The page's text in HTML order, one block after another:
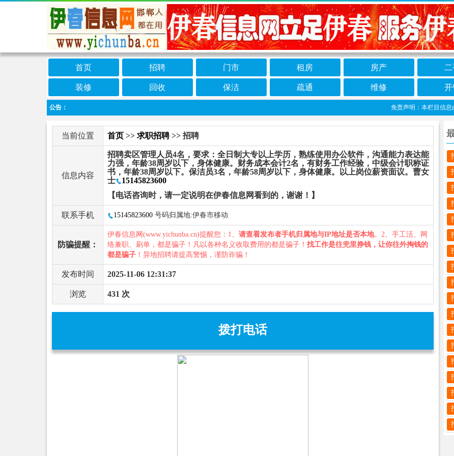
首页 招聘 门市 租房 房产
装修 回收 保洁 疏通 维修 开
公告： 免责声明：本栏目信息由
当前位置 首页 >> 求职招聘>> 招聘
信息内容
招聘卖区管理人员4名，要求：全日制大专以上学历，熟练使用办公软件，沟通能力表达能
力强，年龄38周岁以下，身体健康。财务成本会计2名，有财务工作经验，中级会计职称证
书，年龄38周岁以下。保洁员3名，年龄58周岁以下，身体健康。以上岗位薪资面议。曹女
士
15145823600
【电话咨询时，请一定说明在伊春信息网看到的，谢谢！】
联系手机 15145823600 号码归属地:伊春市移动
防骗提醒：
伊春信息网(www.yichunba.cn)提醒您：1、 请查看发布者手机归属地与IP地址是否本地。2、手工活、网
络兼职、刷单，都是骗子！凡以各种名义收取费用的都是骗子！ 找工作是往兜里挣钱，让你往外掏钱的
都是骗子 ！异地招聘请提高警惕，谨防诈骗！
发布时间 2025-11-06 12:31:37
浏览 431 次
拨打电话